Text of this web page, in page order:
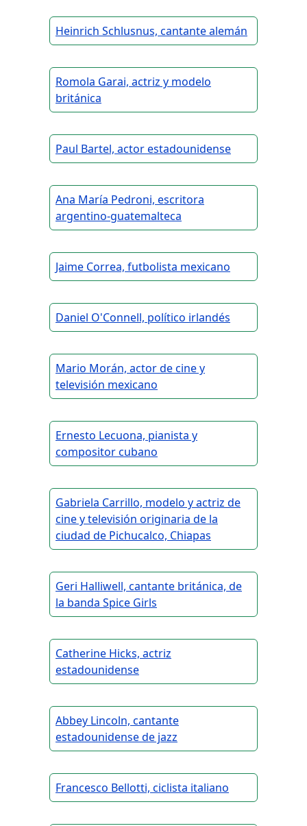
Heinrich Schlusnus, cantante alemán
Romola Garai, actriz y modelo
británica
Paul Bartel, actor estadounidense
Ana María Pedroni, escritora
argentino-guatemalteca
Jaime Correa, futbolista mexicano
Daniel O'Connell, político irlandés
Mario Morán, actor de cine y
televisión mexicano
Ernesto Lecuona, pianista y
compositor cubano
Gabriela Carrillo, modelo y actriz de
cine y televisión originaria de la
ciudad de Pichucalco, Chiapas
Geri Halliwell, cantante británica, de
la banda Spice Girls
Catherine Hicks, actriz
estadounidense
Abbey Lincoln, cantante
estadounidense de jazz
Francesco Bellotti, ciclista italiano